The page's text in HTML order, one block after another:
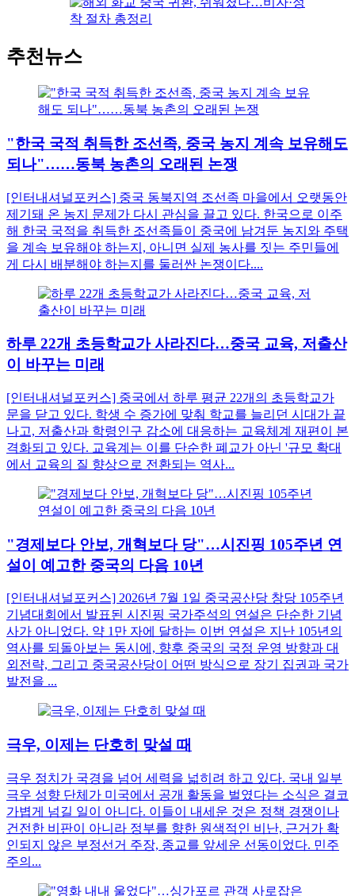
추천뉴스
"한국 국적 취득한 조선족, 중국 농지 계속 보유해도
되나"……동북 농촌의 오래된 논쟁
[인터내셔널포커스] 중국 동북지역 조선족 마을에서 오랫동안
제기돼 온 농지 문제가 다시 관심을 끌고 있다. 한국으로 이주
해 한국 국적을 취득한 조선족들이 중국에 남겨둔 농지와 주택
을 계속 보유해야 하는지, 아니면 실제 농사를 짓는 주민들에
게 다시 배분해야 하는지를 둘러싼 논쟁이다....
하루 22개 초등학교가 사라진다…중국 교육, 저출산
이 바꾸는 미래
[인터내셔널포커스] 중국에서 하루 평균 22개의 초등학교가
문을 닫고 있다. 학생 수 증가에 맞춰 학교를 늘리던 시대가 끝
나고, 저출산과 학령인구 감소에 대응하는 교육체계 재편이 본
격화되고 있다. 교육계는 이를 단순한 폐교가 아닌 '규모 확대
에서 교육의 질 향상으로 전환되는 역사...
"경제보다 안보, 개혁보다 당"…시진핑 105주년 연
설이 예고한 중국의 다음 10년
[인터내셔널포커스] 2026년 7월 1일 중국공산당 창당 105주년
기념대회에서 발표된 시진핑 국가주석의 연설은 단순한 기념
사가 아니었다. 약 1만 자에 달하는 이번 연설은 지난 105년의
역사를 되돌아보는 동시에, 향후 중국의 국정 운영 방향과 대
외전략, 그리고 중국공산당이 어떤 방식으로 장기 집권과 국가
발전을 ...
극우, 이제는 단호히 맞설 때
극우 정치가 국경을 넘어 세력을 넓히려 하고 있다. 국내 일부
극우 성향 단체가 미국에서 공개 활동을 벌였다는 소식은 결코
가볍게 넘길 일이 아니다. 이들이 내세운 것은 정책 경쟁이나
건전한 비판이 아니라 정부를 향한 원색적인 비난, 근거가 확
인되지 않은 부정선거 주장, 종교를 앞세운 선동이었다. 민주
주의...